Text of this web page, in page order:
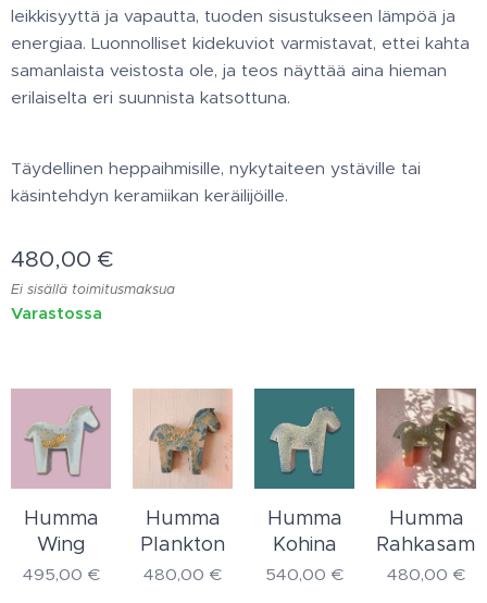
leikkisyyttä ja vapautta, tuoden sisustukseen lämpöä ja
energiaa. Luonnolliset kidekuviot varmistavat, ettei kahta
samanlaista veistosta ole, ja teos näyttää aina hieman
erilaiselta eri suunnista katsottuna.
Täydellinen heppaihmisille, nykytaiteen ystäville tai
käsintehdyn keramiikan keräilijöille.
480,00 €
Ei sisällä toimitusmaksua
Varastossa
Humma
Wing
495,00 €
Humma
Plankton
480,00 €
Humma
Kohina
540,00 €
Humma
480,00 €